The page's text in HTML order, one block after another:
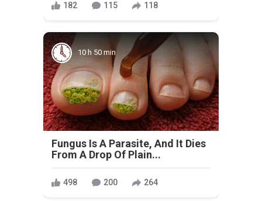
182 115 118
10 h 50 min
Fungus Is A Parasite, And It Dies
From A Drop Of Plain...
498 200 264